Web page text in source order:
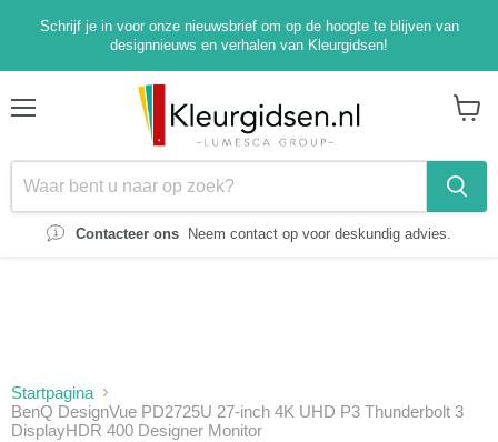
Schrijf je in voor onze nieuwsbrief om op de hoogte te blijven van
designnieuws en verhalen van Kleurgidsen!
Contacteer ons Neem contact op voor deskundig advies.
Startpagina
BenQ DesignVue PD2725U 27-inch 4K UHD P3 Thunderbolt 3
DisplayHDR 400 Designer Monitor